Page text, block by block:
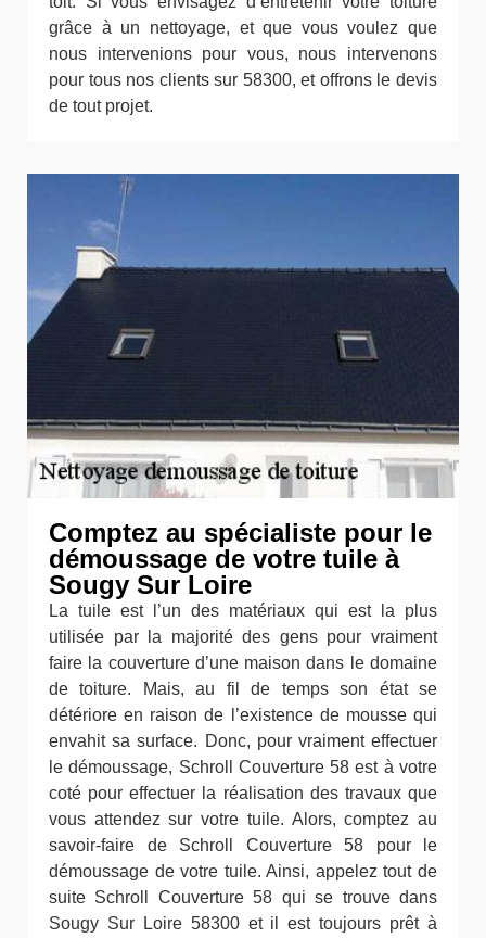
grâce à un nettoyage, et que vous voulez que
nous intervenions pour vous, nous intervenons
pour tous nos clients sur 58300, et offrons le devis
de tout projet.
Comptez au spécialiste pour le
démoussage de votre tuile à
Sougy Sur Loire
La tuile est l’un des matériaux qui est la plus
utilisée par la majorité des gens pour vraiment
faire la couverture d’une maison dans le domaine
de toiture. Mais, au fil de temps son état se
détériore en raison de l’existence de mousse qui
envahit sa surface. Donc, pour vraiment effectuer
le démoussage, Schroll Couverture 58 est à votre
coté pour effectuer la réalisation des travaux que
vous attendez sur votre tuile. Alors, comptez au
savoir-faire de Schroll Couverture 58 pour le
démoussage de votre tuile. Ainsi, appelez tout de
suite Schroll Couverture 58 qui se trouve dans
Sougy Sur Loire 58300 et il est toujours prêt à